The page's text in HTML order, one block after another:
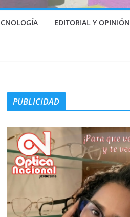
EDITORIAL Y OPINIÓN
PUBLICIDAD